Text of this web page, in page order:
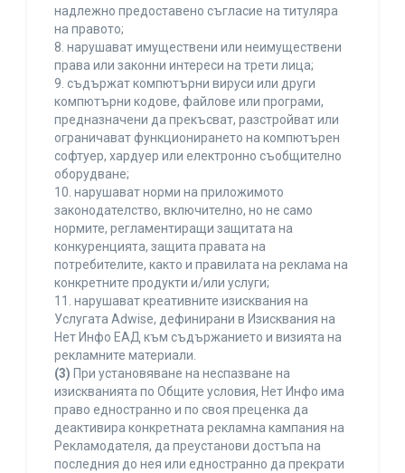
надлежно предоставено съгласие на титуляра
на правото;
8. нарушават имуществени или неимуществени
права или законни интереси на трети лица;
9. съдържат компютърни вируси или други
компютърни кодове, файлове или програми,
предназначени да прекъсват, разстройват или
ограничават функционирането на компютърен
софтуер, хардуер или електронно съобщително
оборудване;
10. нарушават норми на приложимото
законодателство, включително, но не само
нормите, регламентиращи защитата на
конкуренцията, защита правата на
потребителите, както и правилата на реклама на
конкретните продукти и/или услуги;
11. нарушават креативните изисквания на
Услугата Adwise, дефинирани в Изисквания на
Нет Инфо ЕАД към съдържанието и визията на
рекламните материали.
(3) При установяване на неспазване на
изискванията по Общите условия, Нет Инфо има
право едностранно и по своя преценка да
деактивира конкретната рекламна кампания на
Рекламодателя, да преустанови достъпа на
последния до нея или едностранно да прекрати